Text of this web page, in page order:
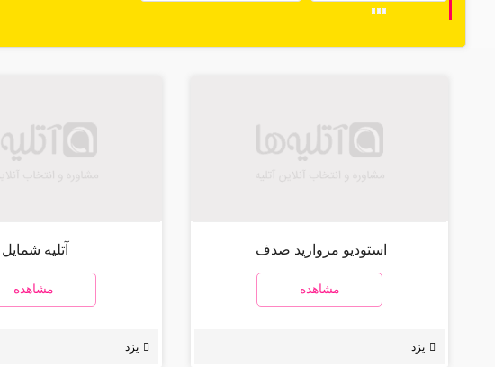
استودیو مروارید صدف
مشاهده
یزد
آتلیه شمایل
مشاهده
یزد